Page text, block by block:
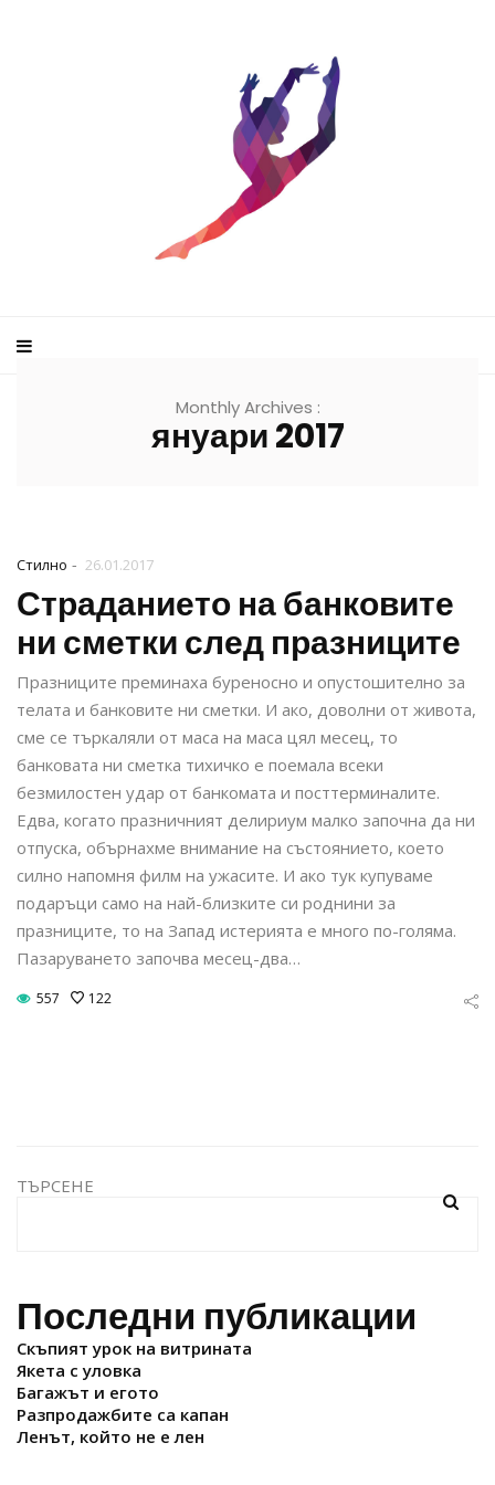
Monthly Archives :
януари 2017
Стилно - 26.01.2017
Страданието на банковите
ни сметки след празниците
Празниците преминаха буреносно и опустошително за
телата и банковите ни сметки. И ако, доволни от живота,
сме се търкаляли от маса на маса цял месец, то
банковата ни сметка тихичко е поемала всеки
безмилостен удар от банкомата и посттерминалите.
Едва, когато празничният делириум малко започна да ни
отпуска, обърнахме внимание на състоянието, което
силно напомня филм на ужасите. И ако тук купуваме
подаръци само на най-близките си роднини за
празниците, то на Запад истерията е много по-голяма.
Пазаруването започва месец-два…
557 122
ТЪРСЕНЕ
Последни публикации
Скъпият урок на витрината
Якета с уловка
Багажът и егото
Разпродажбите са капан
Ленът, който не е лен